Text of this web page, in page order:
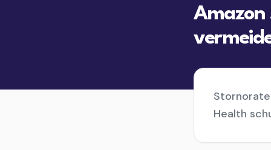
Amazon
Health